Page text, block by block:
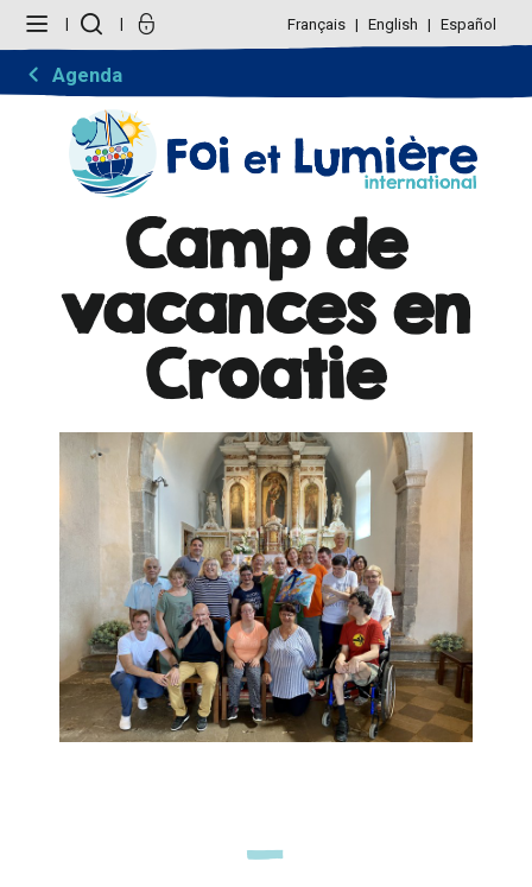
contenu.
navigation
personnels
Français English Español
Agenda
Camp de
vacances en
Croatie